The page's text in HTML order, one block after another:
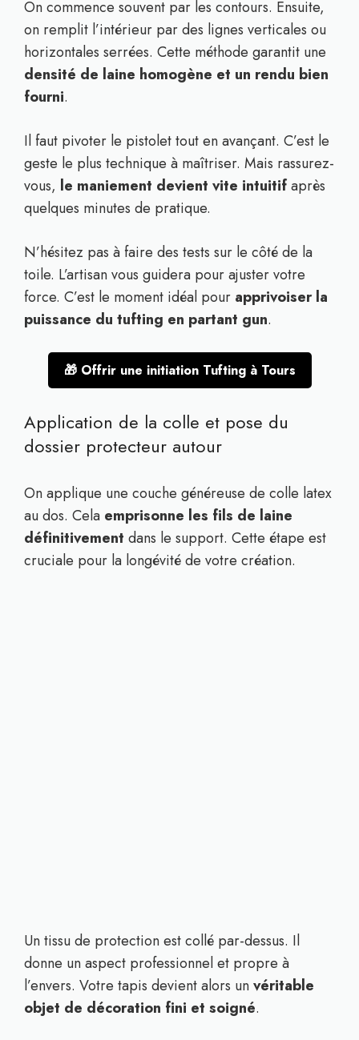
On commence souvent par les contours. Ensuite,
on remplit l’intérieur par des lignes verticales ou
horizontales serrées. Cette méthode garantit une
densité de laine homogène et un rendu bien
fourni.
Il faut pivoter le pistolet tout en avançant. C’est le
geste le plus technique à maîtriser. Mais rassurez-
vous, le maniement devient vite intuitifaprès
quelques minutes de pratique.
N’hésitez pas à faire des tests sur le côté de la
toile. L’artisan vous guidera pour ajuster votre
force. C’est le moment idéal pour apprivoiser la
puissance du tufting en partant gun.
🎁 Offrir une initiation Tufting à Tours
Application de la colle et pose du
dossier protecteur autour
On applique une couche généreuse de colle latex
au dos. Cela emprisonne les fils de laine
définitivement dans le support. Cette étape est
cruciale pour la longévité de votre création.
Un tissu de protection est collé par-dessus. Il
donne un aspect professionnel et propre à
l’envers. Votre tapis devient alors unvéritable
objet de décoration fini et soigné.